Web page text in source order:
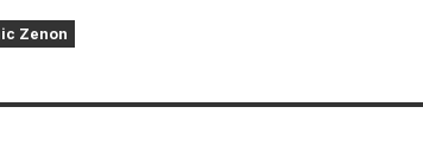
Zenon